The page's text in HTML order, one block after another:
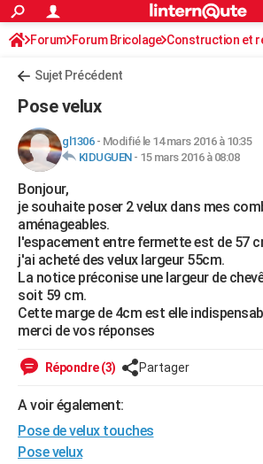
ACTUALITÉS
Politique
Société
Faits Divers
Education
Monde
Villes
+
FINANCE
Retraite
Impôts
Epargne
Immobilier
Risques naturels par ville
Banque
Assurance
Crédit
AUTO
Essais
Réserver un essai
Citadines
Berlines
SUV
Forum auto
+HIGH-TECH
Mobiles
Meilleur smartphone
Internet
Ordinateurs
Jeux vidéo
Guide high-tech
+BRICOLAGE
Forum
Aménagement intérieur
Extérieur
Cuisine
Salle de bains
Jardinage
Rangement
WEEK-END
Guides de France
Escapades
Patrimoine
Expositions
Musées
Week-end nature
+LIFESTYLE
Alimentation
Guide de la santé
Maladies
Médicaments
Sommeil
Destinations
City break
Voyage nature
Voyage de noces
Forum
Climat
+
GUIDES D'ACHAT
S'inscrire
Connexion
Forum Forum Bricolage Construction et
Charpente, toiture, combles
Sujet Précédent
Pose velux
gl1306- Modifié le 14 mars 2016 à 10:35
KIDUGUEN- 15 mars 2016 à 08:08
Bonjour,
je souhaite poser 2 velux dans mes
aménageables.
l'espacement entre fermette est de 57
j'ai acheté des velux largeur 55cm.
La notice préconise une largeur de
soit 59 cm.
Cette marge de 4cm est elle
merci de vos réponses
Répondre (3) Partager
A voir également:
Pose de velux touches
Pose velux